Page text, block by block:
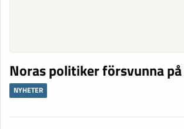
Noras politiker försvunna
NYHETER